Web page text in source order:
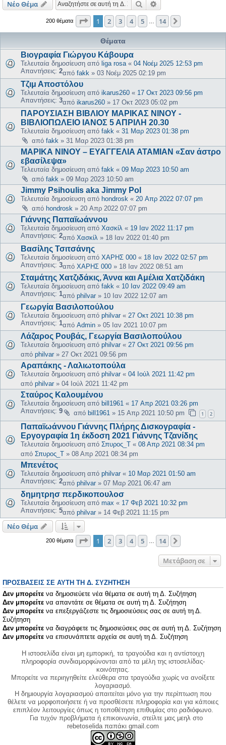
Νέο Θέμα Αναζήτηση
200 θέματα Σελίδα από14
1 2 3 4 5 14
Θέματα
Βιογραφία Γιώργου Κάβουρα
Τελευταία δημοσίευση από liga rosa « 04 Νοέμ 2025 12:53 pm
Απαντήσεις: 2από fakk » 03 Νοέμ 2025 02:19 pm
Τζιμ Αποστόλου
Τελευταία δημοσίευση από ikarus260 « 17 Οκτ 2023 09:56 pm
Απαντήσεις: 3από ikarus260 » 17 Οκτ 2023 05:02 pm
ΠΑΡΟΥΣΙΑΣΗ ΒΙΒΛΙΟΥ ΜΑΡΙΚΑΣ ΝΙΝΟΥ -
ΒΙΒΛΙΟΠΩΛΕΙΟ ΙΑΝΟΣ 5 ΑΠΡΙΛΗ 20.30
Τελευταία δημοσίευση από fakk « 31 Μαρ 2023 01:38 pm
από fakk » 31 Μαρ 2023 01:38 pm
ΜΑΡΙΚΑ ΝΙΝΟΥ – ΕΥΑΓΓΕΛΙΑ ΑΤΑΜΙΑΝ «Σαν άστρο
εβασίλεψα»
Τελευταία δημοσίευση από fakk « 09 Μαρ 2023 10:50 am
από fakk » 09 Μαρ 2023 10:50 am
Jimmy Psihoulis aka Jimmy Pol
Τελευταία δημοσίευση από hondrosk « 20 Απρ 2022 07:07 pm
από hondrosk » 20 Απρ 2022 07:07 pm
Γιάννης Παπαϊωάννου
Τελευταία δημοσίευση από Χασκίλ « 19 Ιαν 2022 11:17 pm
Απαντήσεις: 2από Χασκίλ » 18 Ιαν 2022 01:40 pm
Βασίλης Τσιτσάνης
Τελευταία δημοσίευση από ΧΑΡΗΣ 000 « 18 Ιαν 2022 02:57 pm
Απαντήσεις: 3από ΧΑΡΗΣ 000 » 18 Ιαν 2022 08:51 am
Σταμάτης Χατζιδάκις, Άννα και Αμέλια Χατζιδάκη
Τελευταία δημοσίευση από fakk « 10 Ιαν 2022 09:49 am
Απαντήσεις: 1από philvar » 10 Ιαν 2022 12:07 am
Γεωργία Βασιλοπούλου
Τελευταία δημοσίευση από philvar « 27 Οκτ 2021 10:38 pm
Απαντήσεις: 1από Admin » 05 Ιαν 2021 10:07 pm
Λάζαρος Ρουβάς, Γεωργία Βασιλοπούλου
Τελευταία δημοσίευση από philvar « 27 Οκτ 2021 09:56 pm
από philvar » 27 Οκτ 2021 09:56 pm
Αραπάκης - Λαλιωτοπούλα
Τελευταία δημοσίευση από philvar « 04 Ιούλ 2021 11:42 pm
από philvar » 04 Ιούλ 2021 11:42 pm
Σταύρος Καλουμένου
Τελευταία δημοσίευση από bill1961 « 17 Απρ 2021 03:26 pm
Απαντήσεις: 9 από bill1961 » 15 Απρ 2021 10:50 pm 1 2
Παπαϊωάννου Γιάννης Πλήρης Δισκογραφία -
Εργογραφία 1η έκδοση 2021 Γιάννης Τζανίδης
Τελευταία δημοσίευση από Σπυρος_Τ « 08 Απρ 2021 08:34 pm
από Σπυρος_Τ » 08 Απρ 2021 08:34 pm
Μπενέτος
Τελευταία δημοσίευση από philvar « 10 Μαρ 2021 01:50 am
Απαντήσεις: 2από philvar » 07 Μαρ 2021 06:47 am
δημητρησ περδικοπουλοσ
Τελευταία δημοσίευση από max « 17 Φεβ 2021 10:32 pm
Απαντήσεις: 5από philvar » 14 Φεβ 2021 11:15 pm
Νέο Θέμα
200 θέματα Σελίδα από14
1 2 3 4 5 14
Μετάβαση σε
ΠΡΟΣΒΆΣΕΙΣ ΣΕ ΑΥΤΉ ΤΗ Δ. ΣΥΖΉΤΗΣΗ
Δεν μπορείτε να δημοσιεύετε νέα θέματα σε αυτή τη Δ. Συζήτηση
Δεν μπορείτε να απαντάτε σε θέματα σε αυτή τη Δ. Συζήτηση
Δεν μπορείτε να επεξεργάζεστε τις δημοσιεύσεις σας σε αυτή τη Δ.
Συζήτηση
Δεν μπορείτε να διαγράφετε τις δημοσιεύσεις σας σε αυτή τη Δ. Συζήτηση
Δεν μπορείτε να επισυνάπτετε αρχεία σε αυτή τη Δ. Συζήτηση
Η ιστοσελίδα είναι μη εμπορική, τα τραγούδια και η αντίστοιχη
πληροφορία συνδιαμορφώνονται από τα μέλη της ιστοσελίδας-
κοινότητας.
Μπορείτε να περιηγηθείτε ελεύθερα στα τραγούδια χωρίς να ανοίξετε
λογαριασμό.
Η δημιουργία λογαριασμού απαιτείται μόνο για την περίπτωση που
θέλετε να μορφοποιήσετε ή να προσθέσετε πληροφορία και για κάποιες
επιπλέον λειτουργίες όπως η τοποθέτηση επιθυμίας στο ραδιόφωνο.
Για τυχόν προβλήματα ή επικοινωνία, στείλτε μας μεηλ στο
rebetoselida παπάκι gmail.com